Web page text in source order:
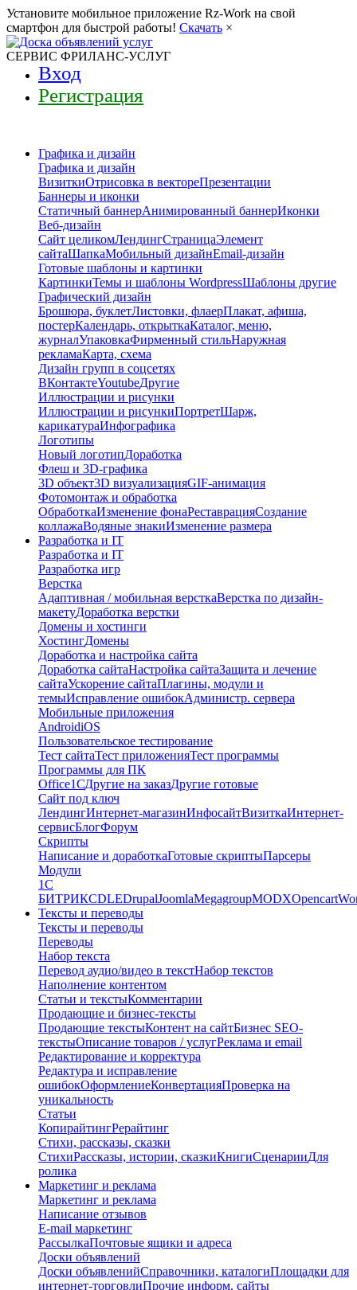
Установите мобильное приложение Rz-Work на свой
смартфон для быстрой работы! Скачать ×
СЕРВИС ФРИЛАНС-УСЛУГ
Вход
Регистрация
Графика и дизайн
Графика и дизайн
ВизиткиОтрисовка в вектореПрезентации
Баннеры и иконки
Статичный баннерАнимированный баннерИконки
Веб-дизайн
Сайт целикомЛендингСтраницаЭлемент
сайтаШапкаМобильный дизайнEmail-дизайн
Готовые шаблоны и картинки
КартинкиТемы и шаблоны WordpressШаблоны другие
Графический дизайн
Брошюра, буклетЛистовки, флаерПлакат, афиша,
постерКалендарь, открыткаКаталог, меню,
журналУпаковкаФирменный стильНаружная
рекламаКарта, схема
Дизайн групп в соцсетях
ВКонтактеYoutubeДругие
Иллюстрации и рисунки
Иллюстрации и рисункиПортретШарж,
карикатураИнфографика
Логотипы
Новый логотипДоработка
Флеш и 3D-графика
3D объект3D визуализацияGIF-анимация
Фотомонтаж и обработка
ОбработкаИзменение фонаРеставрацияСоздание
коллажаВодяные знакиИзменение размера
Разработка и IT
Разработка и IT
Разработка игр
Верстка
Адаптивная / мобильная версткаВерстка по дизайн-
макетуДоработка верстки
Домены и хостинги
ХостингДомены
Доработка и настройка сайта
Доработка сайтаНастройка сайтаЗащита и лечение
сайтаУскорение сайтаПлагины, модули и
темыИсправление ошибокАдминистр. сервера
Мобильные приложения
AndroidiOS
Пользовательское тестирование
Тест сайтаТест приложенияТест программы
Программы для ПК
Office1СДругие на заказДругие готовые
Сайт под ключ
ЛендингИнтернет-магазинИнфосайтВизиткаИнтернет-
сервисБлогФорум
Скрипты
Написание и доработкаГотовые скриптыПарсеры
Модули
1C
БИТРИКСDLEDrupalJoomlaMegagroupMODXOpencart
Тексты и переводы
Тексты и переводы
Переводы
Набор текста
Перевод аудио/видео в текстНабор текстов
Наполнение контентом
Статьи и текстыКомментарии
Продающие и бизнес-тексты
Продающие текстыКонтент на сайтБизнес SEO-
текстыОписание товаров / услугРеклама и email
Редактирование и корректура
Редактура и исправление
ошибокОформлениеКонвертацияПроверка на
уникальность
Статьи
КопирайтингРерайтинг
Стихи, рассказы, сказки
СтихиРассказы, истории, сказкиКнигиСценарииДля
ролика
Маркетинг и реклама
Маркетинг и реклама
Написание отзывов
E-mail маркетинг
РассылкаПочтовые ящики и адреса
Доски объявлений
Доски объявленийСправочники, каталогиПлощадки для
интернет-торговлиПрочие информ. сайты